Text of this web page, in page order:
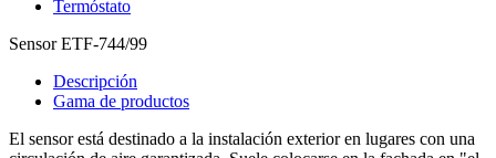
Termóstato
Sensor ETF-744/99
Descripción
Gama de productos
El sensor está destinado a la instalación exterior en lugares con una